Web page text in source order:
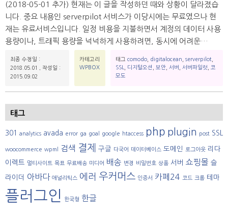
(2018-05-01 추가) 현재는 이 글을 작성하던 때와 상황이 달라졌습
니다. 중요 내용인 serverpilot 서비스가 이당시에는 무료였으나 현
재는 유료서비스입니다. 일정 비용을 지불하면서 계정의 데이터 사용
용량이나, 트래픽 용량을 넉넉하게 사용하려면, 동시에 어려운…
최종 수정일 :
2018.05.01
, 작성일 :
2015.09.02
카테고리
WPBOX
태그 comodo, digitalocean serverpilot
SSL
디지털오션 보안, 서버 서버파일럿
코
모도
태그
301 analytics avada error ga goal google htaccess php plugin post SSL
woocommerce wpml 검색 결제 구글 다국어 데이터베이스 도메인 로그아웃 리다
이렉트 멀티사이트 목표 무료배송 미디어 배송 변경 비밀번호 상품 서버 쇼핑몰 슬
라이더 아바다 애널리틱스 에러 우커머스 인증서 카페24 코드 크롬 테마
플러그인 한국형 한글